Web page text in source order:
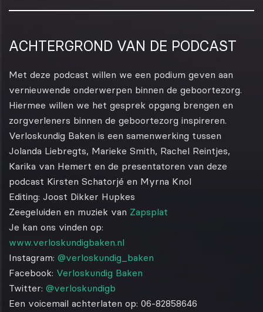
ACHTERGROND VAN DE PODCAST
Met deze podcast willen we een podium geven aan
vernieuwende onderwerpen binnen de geboortezorg.
Hiermee willen we het gesprek opgang brengen en
zorgverleners binnen de geboortezorg inspireren.
Verloskundig Baken is een samenwerking tussen
Jolanda Liebregts, Marieke Smith, Rachel Reintjes,
Karika van Hemert en de presentatoren van deze
podcast Kirsten Schatorjé en Myrna Knol
Editing: Joost Dikker Hupkes
Zeegeluiden en muziek van Zapsplat
Je kan ons vinden op:
www.verloskundigbaken.nl
Instagram: @verloskundig_baken
Facebook: Verloskundig Baken
Twitter: @verloskundigb
Een voicemail achterlaten op: 06-82858646